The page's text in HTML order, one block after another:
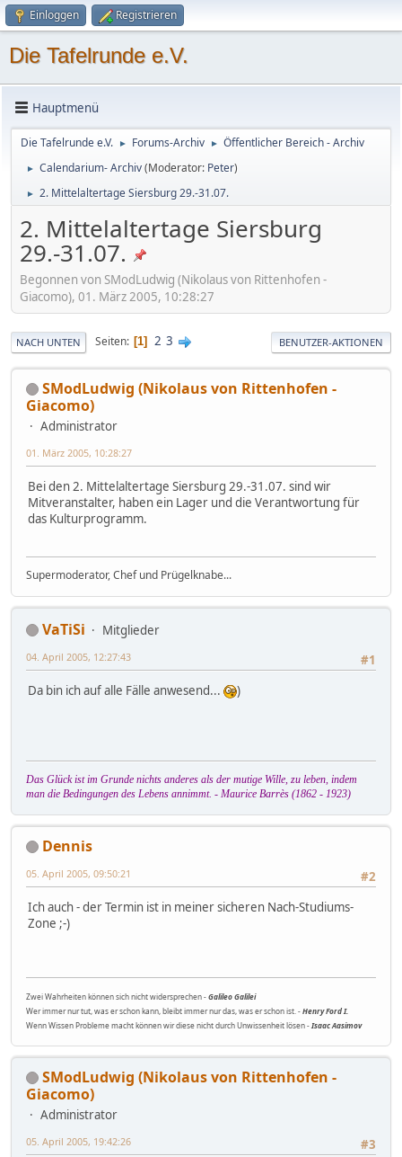
Einloggen Registrieren
Die Tafelrunde e.V.
Hauptmenü
Die Tafelrunde e.V. ► Forums-Archiv ► Öffentlicher Bereich - Archiv
► Calendarium- Archiv(Moderator: Peter)
► 2. Mittelaltertage Siersburg 29.-31.07.
2. Mittelaltertage Siersburg
29.-31.07.
Begonnen von SModLudwig (Nikolaus von Rittenhofen -
Giacomo), 01. März 2005, 10:28:27
NACH UNTEN Seiten 1 2 3 BENUTZER-AKTIONEN
SModLudwig (Nikolaus von Rittenhofen -
Giacomo)
Administrator
01. März 2005, 10:28:27
Bei den 2. Mittelaltertage Siersburg 29.-31.07. sind wir
Mitveranstalter, haben ein Lager und die Verantwortung für
das Kulturprogramm.
Supermoderator, Chef und Prügelknabe...
VaTiSi
Mitglieder
#1
04. April 2005, 12:27:43
Da bin ich auf alle Fälle anwesend... )
Das Glück ist im Grunde nichts anderes als der mutige Wille, zu leben, indem
man die Bedingungen des Lebens annimmt. - Maurice Barrès (1862 - 1923)
Dennis
#2
05. April 2005, 09:50:21
Ich auch - der Termin ist in meiner sicheren Nach-Studiums-
Zone ;-)
Zwei Wahrheiten können sich nicht widersprechen -Galileo Galilei
Wer immer nur tut, was er schon kann, bleibt immer nur das, was er schon ist. -Henry Ford I.
Wenn Wissen Probleme macht können wir diese nicht durch Unwissenheit lösen -Isaac Aasimov
SModLudwig (Nikolaus von Rittenhofen -
Giacomo)
Administrator
#3
05. April 2005, 19:42:26